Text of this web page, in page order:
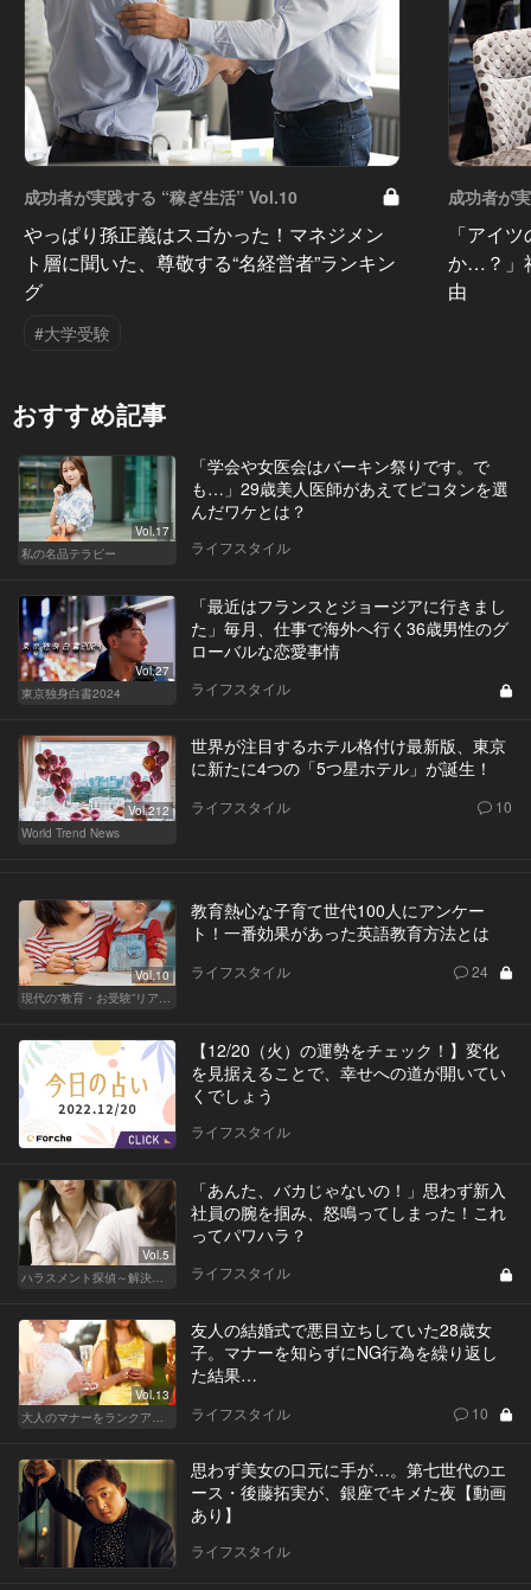
成功者が実践する “稼ぎ生活” Vol.10
やっぱり孫正義はスゴかった！マネジメン
ト層に聞いた、尊敬する“名経営者”ランキン
グ
#大学受験
成功者が
「アイ
か…？」
由
おすすめ記事
Vol.17
私の名品テラピー
「学会や女医会はバーキン祭りです。で
も…」29歳美人医師があえてピコタンを選
んだワケとは？
ライフスタイル
Vol.27
東京独身白書2024
「最近はフランスとジョージアに行きまし
た」毎月、仕事で海外へ行く36歳男性のグ
ローバルな恋愛事情
ライフスタイル
Vol.212
World Trend News
世界が注目するホテル格付け最新版、東京
に新たに4つの「5つ星ホテル」が誕生！
ライフスタイル 10
Vol.10
現代の“教育・お受験”リアルドキュメント
教育熱心な子育て世代100人にアンケー
ト！一番効果があった英語教育方法とは
ライフスタイル 24
【12/20（火）の運勢をチェック！】変化
を見据えることで、幸せへの道が開いてい
くでしょう
ライフスタイル
Vol.5
ハラスメント探偵～解決編～
「あんた、バカじゃないの！」思わず新入
社員の腕を掴み、怒鳴ってしまった！これ
ってパワハラ？
ライフスタイル
Vol.13
大人のマナーをランクアップせよ
友人の結婚式で悪目立ちしていた28歳女
子。マナーを知らずにNG行為を繰り返し
た結果…
ライフスタイル 10
思わず美女の口元に手が…。第七世代のエ
ース・後藤拓実が、銀座でキメた夜【動画
あり】
ライフスタイル